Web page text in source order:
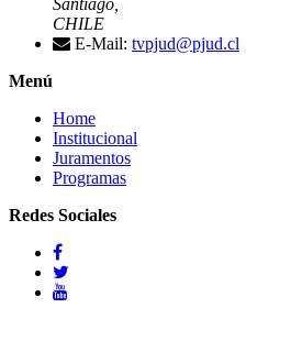
CHILE
E-Mail: tvpjud@pjud.cl
Menú
Home
Institucional
Juramentos
Programas
Redes Sociales